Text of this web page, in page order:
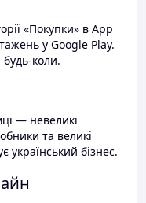
«Покупки» в App
у Google Play.
будь-коли.
— невеликі
та великі
український бізнес.